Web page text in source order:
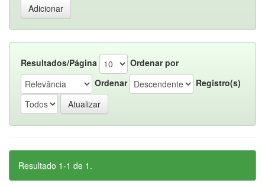
Resultados/Página
Ordenar por
Ordenar
Registro(s)
Resultado 1-1 de 1.